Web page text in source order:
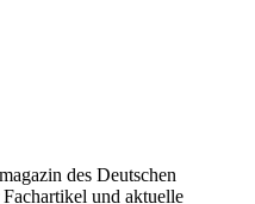
des Deutschen
und aktuelle